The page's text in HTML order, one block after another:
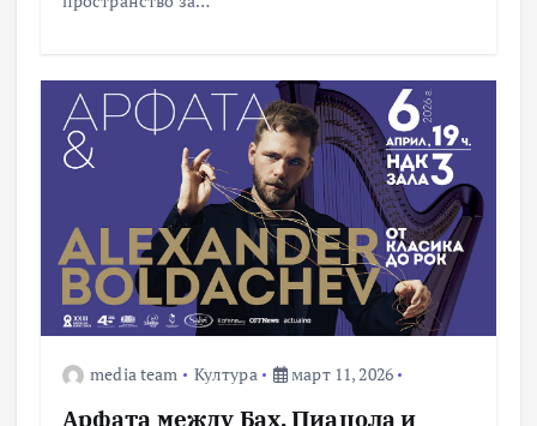
media team Култура март 11, 2026
Арфата между Бах, Пиацола и